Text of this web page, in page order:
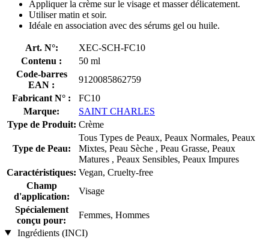
Appliquer la crème sur le visage et masser délicatement.
Utiliser matin et soir.
Idéale en association avec des sérums gel ou huile.
Art. N°:
XEC-SCH-FC10
Contenu :
50 ml
Code-barres
EAN :
9120085862759
Fabricant N° :
FC10
Marque:
SAINT CHARLES
Type de Produit: Crème
Type de Peau:
Tous Types de Peaux, Peaux Normales, Peaux
Mixtes, Peau Sèche , Peau Grasse, Peaux
Matures , Peaux Sensibles, Peaux Impures
Caractéristiques: Vegan, Cruelty-free
Champ
d'application:
Visage
Spécialement
conçu pour:
Femmes, Hommes
Ingrédients (INCI)